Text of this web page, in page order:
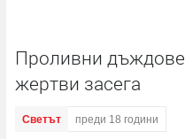
Проливни
жертви засега
Светът преди 18 години